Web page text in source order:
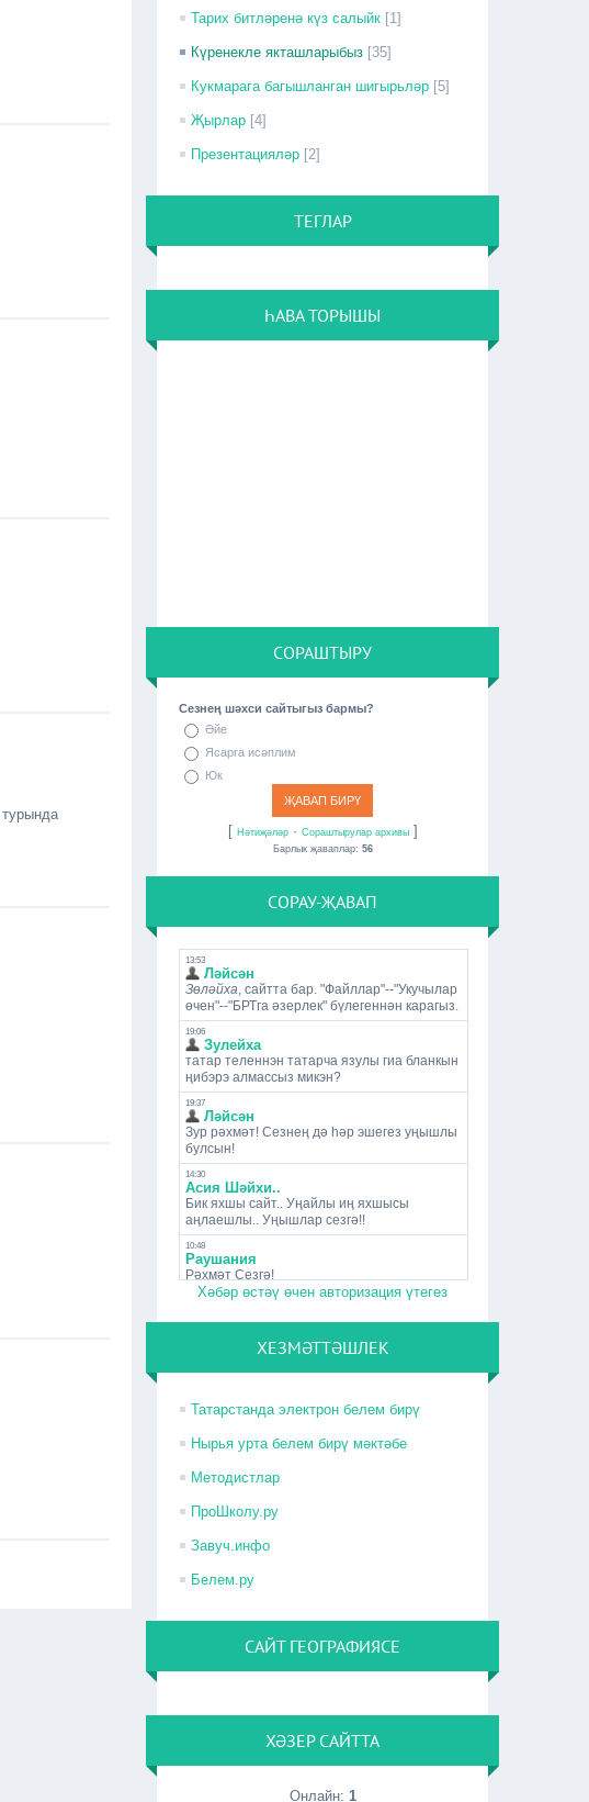
Тарих битләренә күз салыйк [1]
Күренекле якташларыбыз [35]
Кукмарага багышланган шигырьләр [5]
Җырлар [4]
Презентацияләр [2]
ТЕГЛАР
ҺАВА ТОРЫШЫ
СОРАШТЫРУ
Сезнең шәхси сайтыгыз бармы?
Әйе
Ясарга исәплим
Юк
[ Нәтиҗәләр· Сораштырулар архивы]
Барлык җаваплар: 56
СОРАУ-ҖАВАП
Хәбәр өстәү өчен авторизация үтегез
ХЕЗМӘТТӘШЛЕК
Татарстанда электрон белем бирү
Нырья урта белем бирү мәктәбе
Методистлар
ПроШколу.ру
Завуч.инфо
Белем.ру
САЙТ ГЕОГРАФИЯСЕ
ХӘЗЕР САЙТТА
Онлайн: 1